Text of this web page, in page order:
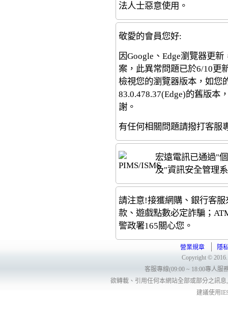
法人士惡意使用。
敬愛的會員您好:
因Google、Edge瀏覽器更
案，此異常問題已於6/10更
檢視您的瀏覽器版本，如您
83.0.478.37(Edge)的舊版本
謝。
有任何相關問題請撥打客服
宏遠電訊已通過"
及"資訊安全管理
請注意!接獲網購、銀行客
款、遊戲點數必定詐騙；
警政署165關心您。
營業規章
隱
Copyright © 2016.
客服專線(09:00 ~ 18:00專人服
欲轉載、引用任何本網站全部或部分之訊
建議使用